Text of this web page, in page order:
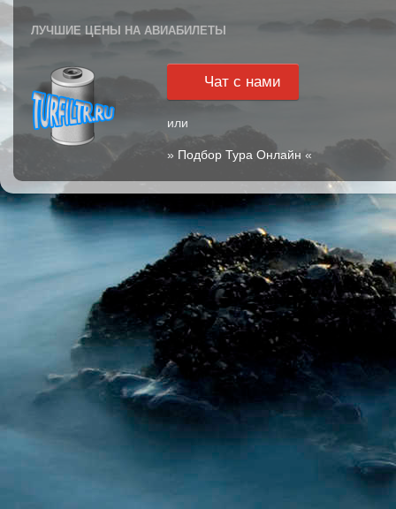
ЛУЧШИЕ ЦЕНЫ НА АВИАБИЛЕТЫ
Чат с нами
или
» Подбор Тура Онлайн «